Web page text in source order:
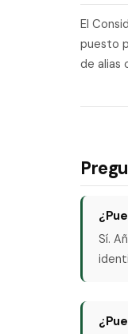
El
puesto
de alias
Sí.